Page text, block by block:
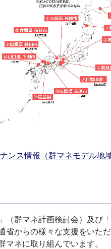
ンス情報（群マネモデル地域
群マネ計画検討会）及び
からの様々な支援をいた
ネに取り組んでいます。